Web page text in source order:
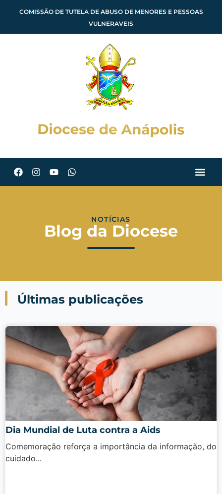
COMISSÃO DE TUTELA DE ABUSO DE MENORES E PESSOAS
VULNERAVEIS
NOTÍCIAS
Blog da Diocese
Últimas publicações
Dia Mundial de Luta contra a Aids
Comemoração reforça a importância da informação, do
cuidado...